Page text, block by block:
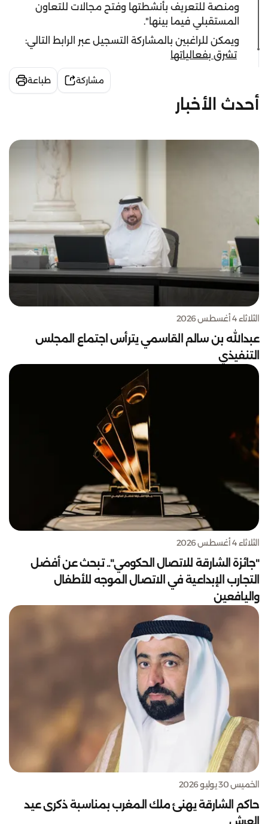
ومنصة للتعريف بأنشطتها وفتح مجالات للتعاون
المستقبلي فيما بينها".
ويمكن للراغبين بالمشاركة التسجيل عبر الرابط التالي:
تشرق بفعالياتها
مشاركة طباعة
أحدث الأخبار
الثلاثاء 4 أغسطس 2026
عبدالله بن سالم القاسمي يترأس اجتماع المجلس
التنفيذي
الثلاثاء 4 أغسطس 2026
"جائزة الشارقة للاتصال الحكومي".. تبحث عن أفضل
التجارب الإبداعية في الاتصال الموجه للأطفال
واليافعين
الخميس 30 يوليو 2026
حاكم الشارقة يهنئ ملك المغرب بمناسبة ذكرى عيد